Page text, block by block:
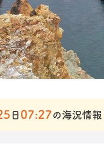
日 07:27の海況情報